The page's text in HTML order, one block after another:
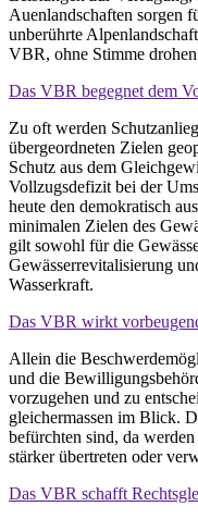
Auenlandschaften sorgen
unberührte
VBR, ohne Stimme
Das VBR begegnet dem
Zu oft werden
übergeordneten Zielen
Schutz aus dem
Vollzugsdefizit bei der
heute den demokratisch
minimalen Zielen des
gilt sowohl für die
Gewässerrevitalisierung
Wasserkraft.
Das VBR wirkt
Allein die
und die
vorzugehen und zu
gleichermassen im Blick.
befürchten sind, da
stärker übertreten oder
Das VBR schafft